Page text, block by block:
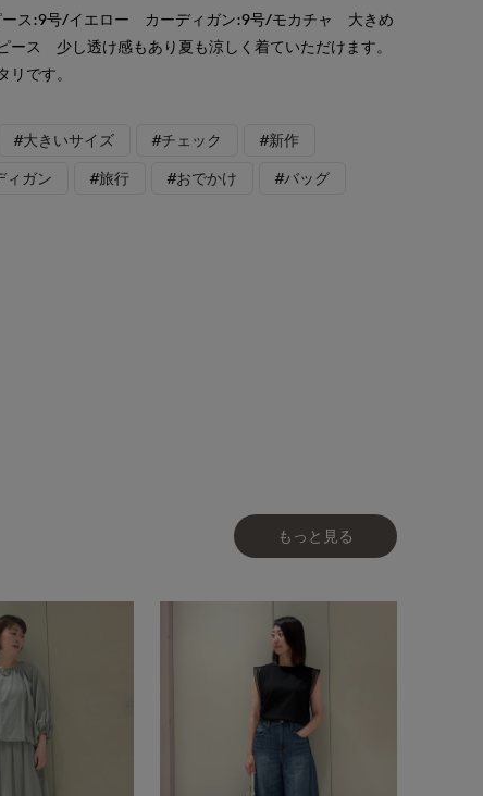
ース:9号/イエロー カーディガン:9号/モカチャ 大きめ
ース 少し透け感もあり夏も涼しく着ていただけます。
リです。
#大きいサイズ #チェック #新作
ィガン #旅行 #おでかけ #バッグ
もっと見る